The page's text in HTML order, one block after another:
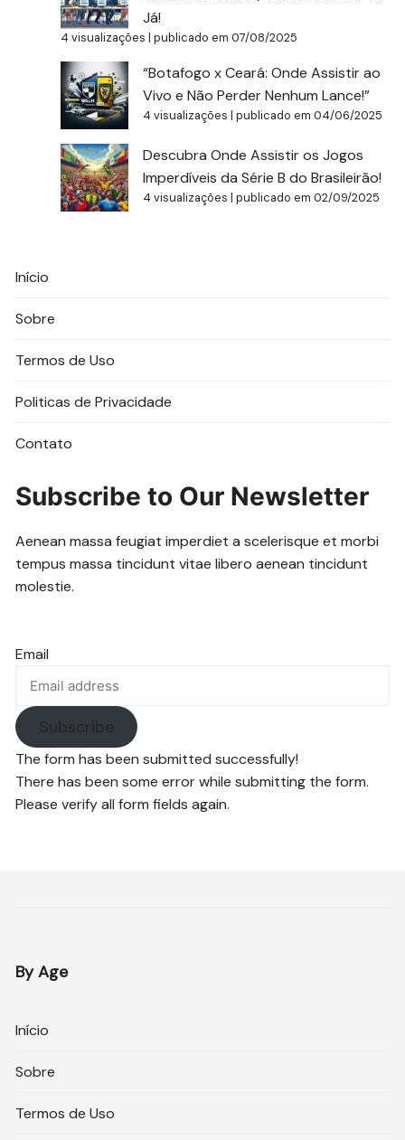
Já!
4 visualizações |publicado em 07/08/2025
“Botafogo x Ceará: Onde Assistir ao
Vivo e Não Perder Nenhum Lance!”
4 visualizações |publicado em 04/06/2025
Descubra Onde Assistir os Jogos
Imperdíveis da Série B do Brasileirão!
4 visualizações |publicado em 02/09/2025
Início
Sobre
Termos de Uso
Politicas de Privacidade
Contato
Subscribe to Our Newsletter
Aenean massa feugiat imperdiet a scelerisque et morbi
tempus massa tincidunt vitae libero aenean tincidunt
molestie.
Email
Subscribe
The form has been submitted successfully!
There has been some error while submitting the form.
Please verify all form fields again.
By Age
Início
Sobre
Termos de Uso